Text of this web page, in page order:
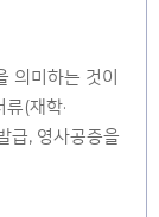
의미하는 것이
(재학·
급, 영사공증을